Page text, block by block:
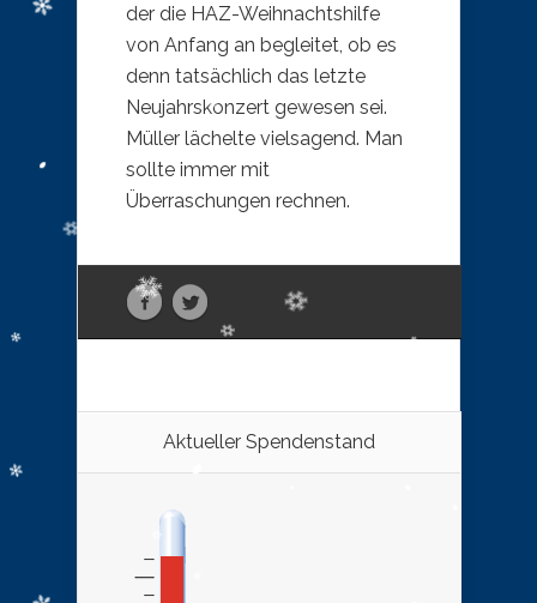
der die HAZ-Weihnachtshilfe
von Anfang an begleitet, ob es
denn tatsächlich das letzte
Neujahrskonzert gewesen sei.
Müller lächelte vielsagend. Man
sollte immer mit
Überraschungen rechnen.
Aktueller Spendenstand